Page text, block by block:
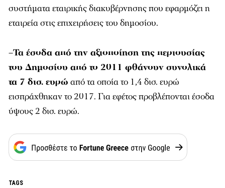
συστήματα εταιρικής διακυβέρνησης που εφαρμόζει η
εταιρεία στις επιχειρήσεις του δημοσίου.
–Τα έσοδα από την αξιοποίηση της περιουσίας
του Δημοσίου από το 2011 φθάνουν συνολικά
τα 7 δισ. ευρώ από τα οποία το 1,4 δισ. ευρώ
εισπράχθηκαν το 2017. Για εφέτος προβλέπονται έσοδα
ύψους 2 δισ. ευρώ.
TAGS